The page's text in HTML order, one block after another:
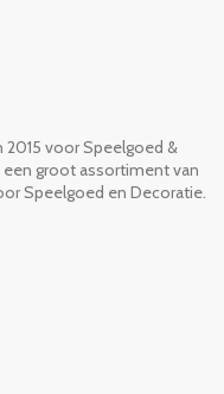
voor Speelgoed &
groot assortiment van
Speelgoed en Decoratie.